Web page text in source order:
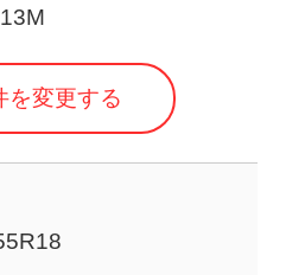
を変更する